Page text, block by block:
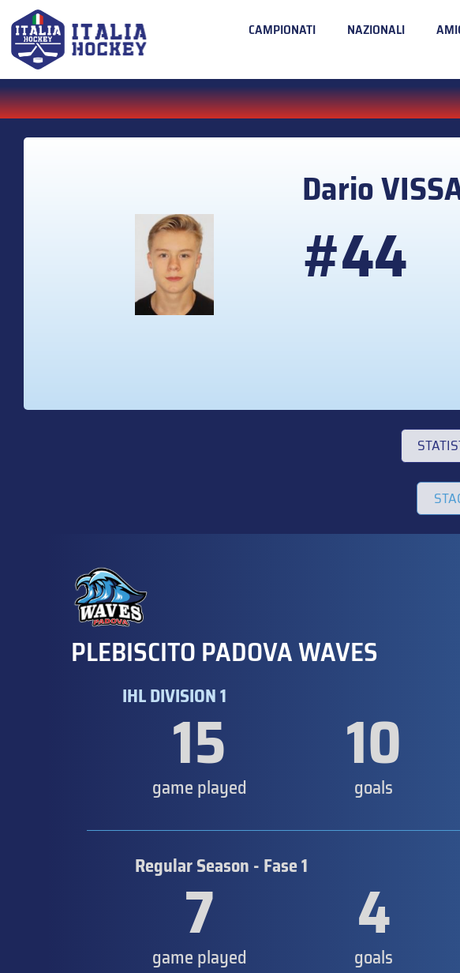
CAMPIONATI NAZIONALI
Dario
#44
PLEBISCITO PADOVA WAVES
IHL DIVISION 1
15
game played 10
goals
Regular Season - Fase 1
7
game played 4
goals